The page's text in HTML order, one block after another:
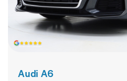
Audi A6